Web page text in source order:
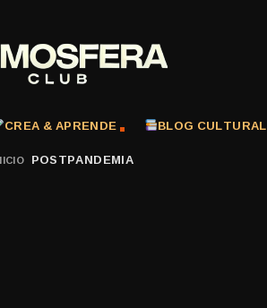
CREA & APRENDE BLOG CULTURAL
POSTPANDEMIA